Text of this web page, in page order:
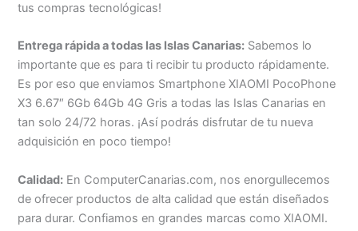
tus compras tecnológicas!
Entrega rápida a todas las Islas Canarias: Sabemos lo
importante que es para ti recibir tu producto rápidamente.
Es por eso que enviamos Smartphone XIAOMI PocoPhone
X3 6.67″ 6Gb 64Gb 4G Gris a todas las Islas Canarias en
tan solo 24/72 horas. ¡Así podrás disfrutar de tu nueva
adquisición en poco tiempo!
Calidad: En ComputerCanarias.com, nos enorgullecemos
de ofrecer productos de alta calidad que están diseñados
para durar. Confiamos en grandes marcas como XIAOMI.